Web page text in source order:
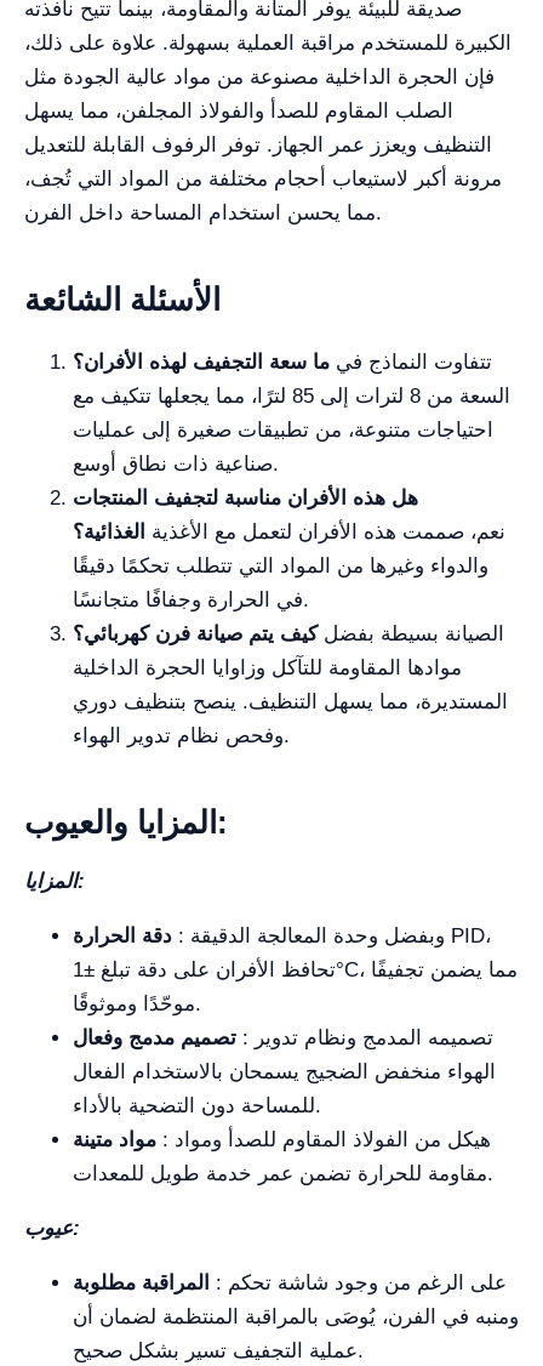
صديقة للبيئة يوفر المتانة والمقاومة، بينما تتيح نافذته
الكبيرة للمستخدم مراقبة العملية بسهولة. علاوة على ذلك،
فإن الحجرة الداخلية مصنوعة من مواد عالية الجودة مثل
الصلب المقاوم للصدأ والفولاذ المجلفن، مما يسهل
التنظيف ويعزز عمر الجهاز. توفر الرفوف القابلة للتعديل
مرونة أكبر لاستيعاب أحجام مختلفة من المواد التي تُجف،
مما يحسن استخدام المساحة داخل الفرن.
الأسئلة الشائعة
ما سعة التجفيف لهذه الأفران؟
السعة من 8 لترات إلى 85 لترًا، مما يجعلها تتكيف مع
احتياجات متنوعة، من تطبيقات صغيرة إلى عمليات
صناعية ذات نطاق أوسع.
هل هذه الأفران مناسبة لتجفيف المنتجات
الغذائية؟
والدواء وغيرها من المواد التي تتطلب تحكمًا دقيقًا
في الحرارة وجفافًا متجانسًا.
كيف يتم صيانة فرن كهربائي؟الصيانة بسيطة بفضل
موادها المقاومة للتآكل وزاوايا الحجرة الداخلية
المستديرة، مما يسهل التنظيف. ينصح بتنظيف دوري
وفحص نظام تدوير الهواء.
المزايا والعيوب:
المزايا:
دقة الحرارة : وبفضل وحدة المعالجة الدقيقة PID،
تحافظ الأفران على دقة تبلغ ±1°C، مما يضمن تجفيفًا
موحّدًا وموثوقًا.
تصميم مدمج وفعال : تصميمه المدمج ونظام تدوير
الهواء منخفض الضجيج يسمحان بالاستخدام الفعال
للمساحة دون التضحية بالأداء.
مواد متينة : هيكل من الفولاذ المقاوم للصدأ ومواد
مقاومة للحرارة تضمن عمر خدمة طويل للمعدات.
عيوب:
المراقبة مطلوبة : على الرغم من وجود شاشة تحكم
ومنبه في الفرن، يُوصَى بالمراقبة المنتظمة لضمان أن
عملية التجفيف تسير بشكل صحيح.